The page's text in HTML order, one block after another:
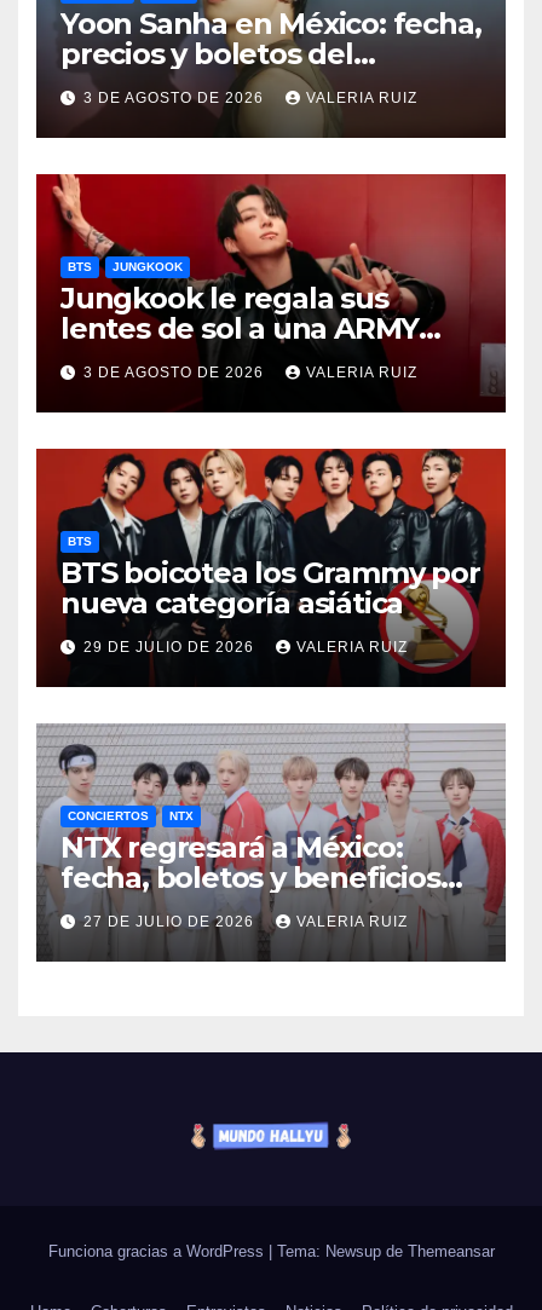
Yoon Sanha en México: fecha,
precios y boletos del
FANCON
3 DE AGOSTO DE 2026 VALERIA RUIZ
BTS JUNGKOOK
Jungkook le regala sus
lentes de sol a una ARMY
durante concierto de BTS
3 DE AGOSTO DE 2026 VALERIA RUIZ
BTS
BTS boicotea los Grammy por
nueva categoría asiática
29 DE JULIO DE 2026 VALERIA RUIZ
CONCIERTOS NTX
NTX regresará a México:
fecha, boletos y beneficios
VIP
27 DE JULIO DE 2026 VALERIA RUIZ
Funciona gracias a WordPress Tema: Newsup de Themeansar